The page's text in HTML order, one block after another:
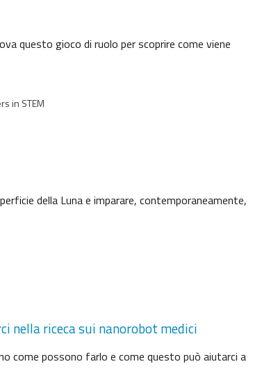
questo gioco di ruolo per scoprire come viene
in STEM
della Luna e imparare, contemporaneamente,
nella riceca sui nanorobot medici
come possono farlo e come questo può aiutarci a